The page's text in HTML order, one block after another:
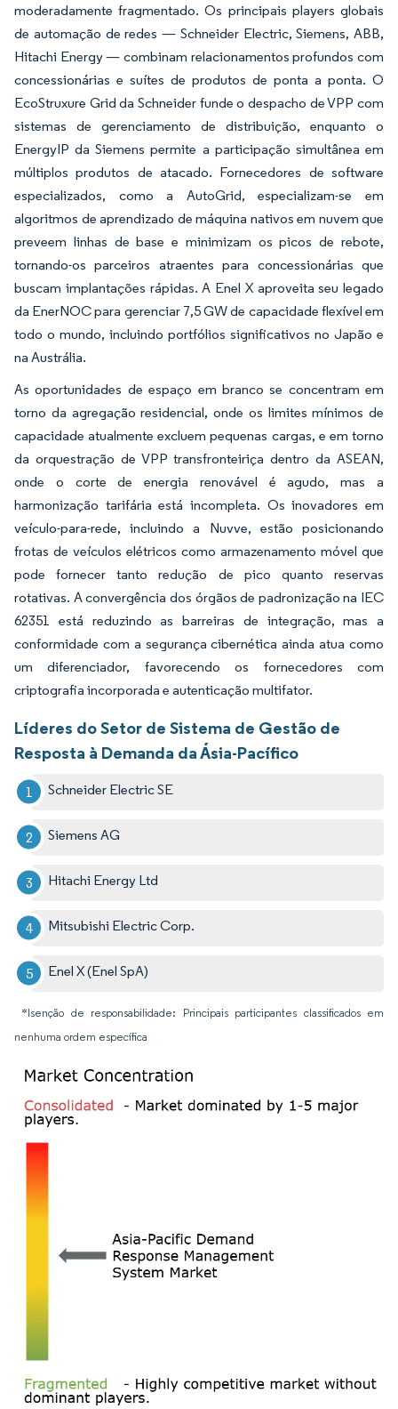
moderadamente fragmentado. Os principais players globais
de automação de redes — Schneider Electric, Siemens, ABB,
Hitachi Energy — combinam relacionamentos profundos com
concessionárias e suítes de produtos de ponta a ponta. O
EcoStruxure Grid da Schneider funde o despacho de VPP com
sistemas de gerenciamento de distribuição, enquanto o
EnergyIP da Siemens permite a participação simultânea em
múltiplos produtos de atacado. Fornecedores de software
especializados, como a AutoGrid, especializam-se em
algoritmos de aprendizado de máquina nativos em nuvem que
preveem linhas de base e minimizam os picos de rebote,
tornando-os parceiros atraentes para concessionárias que
buscam implantações rápidas. A Enel X aproveita seu legado
da EnerNOC para gerenciar 7,5 GW de capacidade flexível em
todo o mundo, incluindo portfólios significativos no Japão e
na Austrália.
As oportunidades de espaço em branco se concentram em
torno da agregação residencial, onde os limites mínimos de
capacidade atualmente excluem pequenas cargas, e em torno
da orquestração de VPP transfronteiriça dentro da ASEAN,
onde o corte de energia renovável é agudo, mas a
harmonização tarifária está incompleta. Os inovadores em
veículo-para-rede, incluindo a Nuvve, estão posicionando
frotas de veículos elétricos como armazenamento móvel que
pode fornecer tanto redução de pico quanto reservas
rotativas. A convergência dos órgãos de padronização na IEC
62351 está reduzindo as barreiras de integração, mas a
conformidade com a segurança cibernética ainda atua como
um diferenciador, favorecendo os fornecedores com
criptografia incorporada e autenticação multifator.
Líderes do Setor de Sistema de Gestão de
Resposta à Demanda da Ásia-Pacífico
Schneider Electric SE
Siemens AG
Hitachi Energy Ltd
Mitsubishi Electric Corp.
Enel X (Enel SpA)
*Isenção de responsabilidade: Principais participantes classificados em
nenhuma ordem específica